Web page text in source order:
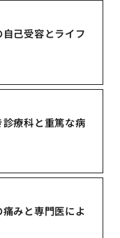
己受容とライフ
療科と重篤な病
みと専門医によ